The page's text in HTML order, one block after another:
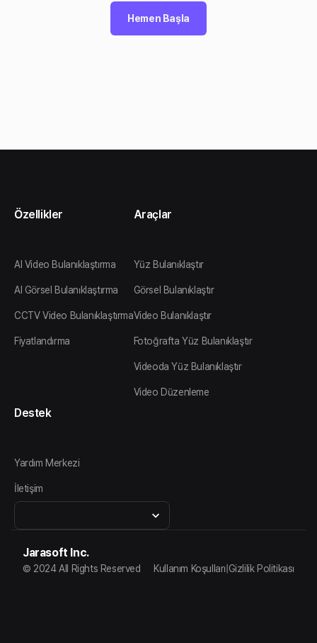
Hemen Başla
Özellikler
AI Video Bulanıklaştırma
AI Görsel Bulanıklaştırma
CCTV Video Bulanıklaştırma
Fiyatlandırma
Araçlar
Yüz Bulanıklaştır
Görsel Bulanıklaştır
Video Bulanıklaştır
Fotoğrafta Yüz Bulanıklaştır
Videoda Yüz Bulanıklaştır
Video Düzenleme
Destek
Yardım Merkezi
İletişim
Jarasoft Inc.
© 2024 All Rights Reserved Kullanım Koşulları Gizlilik Politikası